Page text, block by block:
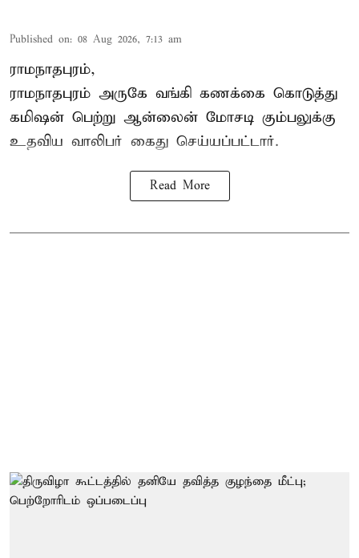
Published on: 08 Aug 2026, 7:13 am
ராமநாதபுரம்,
ராமநாதபுரம் அருகே வங்கி கணக்கை கொடுத்து
கமிஷன் பெற்று ஆன்லைன் மோசடி கும்பலுக்கு
உதவிய வாலிபர் கைது செய்யப்பட்டார்.
Read More